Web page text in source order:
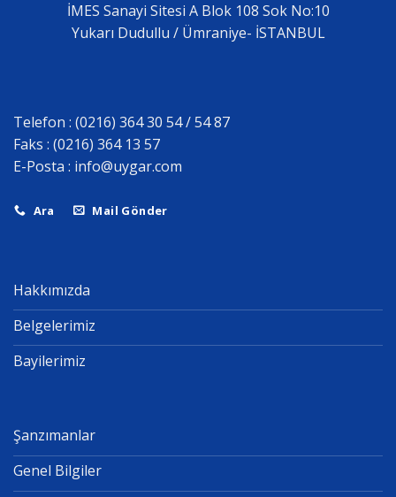
İMES Sanayi Sitesi A Blok 108 Sok No:10
Yukarı Dudullu / Ümraniye- İSTANBUL
Telefon : (0216) 364 30 54 / 54 87
Faks : (0216) 364 13 57
E-Posta : info@uygar.com
Ara Mail Gönder
Hakkımızda
Belgelerimiz
Bayilerimiz
Şanzımanlar
Genel Bilgiler